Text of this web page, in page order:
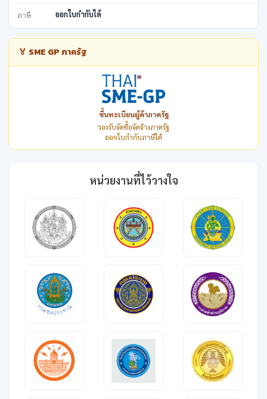
ภาษี ออกใบกำกับได้
🏅 SME GP ภาครัฐ
ขึ้นทะเบียนผู้ค้าภาครัฐ
รองรับจัดซื้อจัดจ้างภาครัฐ
ออกใบกำกับภาษีได้
หน่วยงานที่ไว้วางใจ